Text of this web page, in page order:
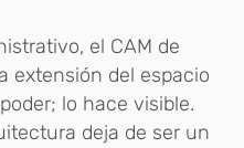
el CAM de
extensión del espacio
lo hace visible.
deja de ser un